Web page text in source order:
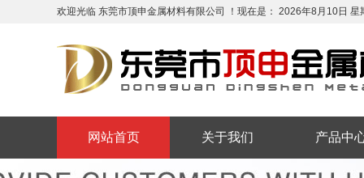
欢迎光临 东莞市顶申金属材料有限公司 ！现在是： 2026年8月10日 星
网站首页 关于我们 产品中